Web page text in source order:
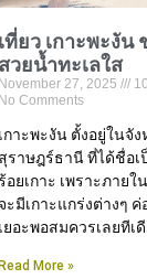
เที่ยว เกาะพะงัน
สวยน้ำทะเลใส
November 27, 2025
No Comments
เกาะพะงัน ตั้งอยู่ในจัง
สุราษฎร์ธานี ที่ได้ชื่อเ
อยเกาะ เพราะภายใ
ะมีเกาะแกร่งต่างๆ
เยอะพอสมควรเลยทีเ
Read More »